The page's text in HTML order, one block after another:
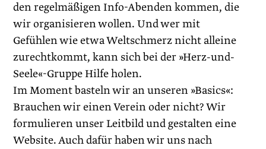
den regelmäßigen Info-Abenden kommen, die
wir organisieren wollen. Und wer mit
Gefühlen wie etwa Weltschmerz nicht alleine
zurechtkommt, kann sich bei der »Herz-und-
Seele«-Gruppe Hilfe holen.
Im Moment basteln wir an unseren »Basics«:
Brauchen wir einen Verein oder nicht? Wir
formulieren unser Leitbild und gestalten eine
Website. Auch dafür haben wir uns nach